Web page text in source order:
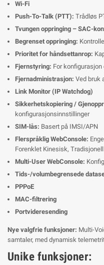
Wi-Fi
Push-To-Talk (PTT): Trådløs
Tvungen oppringing – SAC-
Begrenset oppringing:
Prioritet for håndsettanrop:
Fjernstyring: For
Fjernadministrasjon: Ved bruk
Link Monitor (IP Watchdog)
Sikkerhetskopiering /
konfigurasjonsinnstillinger
SIM-lås: Basert på IMSI/APN
Flerspråklig WebConsole:
Forenklet Kinesisk,
Multi-User WebConsole:
Tids-/volumbegrensede
PPPoE
MAC-filtrering
Portvideresending
Nye valgfrie funksjoner: Multi-
samtaler, med dynamisk
Unike funksjoner: